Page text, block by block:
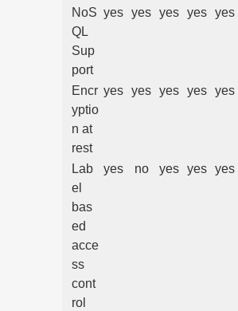
NoS
QL
Sup
port
yes yes yes yes yes
Encr
yptio
n at
rest
yes yes yes yes yes
Lab
el
bas
ed
acce
ss
cont
rol
yes no yes yes yes